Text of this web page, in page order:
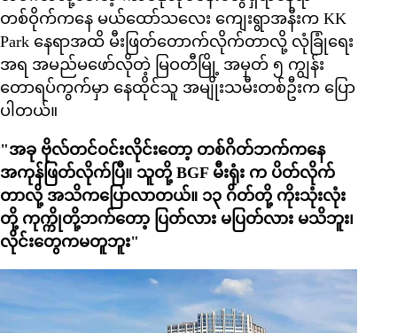
တစ်ဝိုက်ကနေ မယ်ထော်သလေး ကျေးရွာအနီးက KK
Park နေရာအထိ မီးဖြတ်တောက်လိုက်တာလို့ လုံခြုံရေး
အရ အမည်မဖော်လိုတဲ့ မြဝတီမြို့ အမှတ် ၅ ကျွန်း
တောရပ်ကွက်မှာ နေထိုင်သူ အမျိုးသမီးတစ်ဦးက ပြော
ပါတယ်။
"အခု ဗိုလ်တင်ဝင်းလိုင်းတော့ တစ်ဂိတ်ဘက်ကနေ
အကုန်ဖြတ်လိုက်ပြီ။ သူတို့ BGF မီးရုံး က ပိတ်လိုက်
တာလို့ အသိကပြောလာတယ်။ ၁၃ ဂိတ်တို့ ကိုးသုံးလုံး
တို့ ကုက္ကိုတို့ဘက်တော့ ပြတ်လား မပြတ်လား မသိဘူး၊
လိုင်းတွေကမတူဘူး"